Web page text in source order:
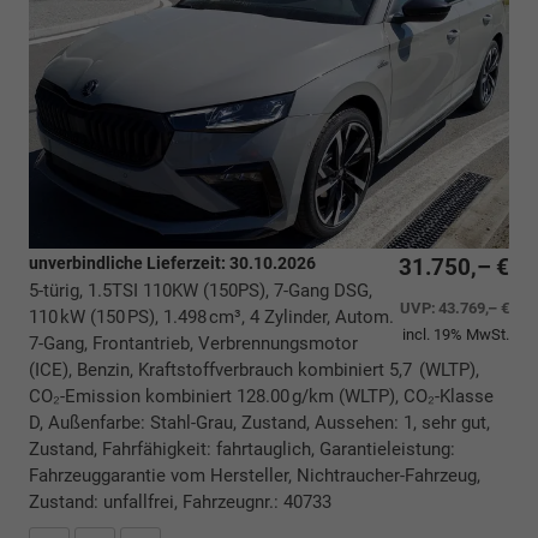
31.750,– €
UVP:43.769,– €
incl. 19% MwSt.
unverbindliche Lieferzeit: 30.10.2026
5-türig, 1.5TSI 110KW (150PS), 7-Gang DSG,
110 kW (150 PS), 1.498 cm³, 4 Zylinder, Autom.
7-Gang, Frontantrieb, Verbrennungsmotor
(ICE), Benzin, Kraftstoffverbrauch kombiniert 5,7 (WLTP),
CO₂-Emission kombiniert 128.00 g/km (WLTP), CO₂-Klasse
D, Außenfarbe: Stahl-Grau, Zustand, Aussehen: 1, sehr gut,
Zustand, Fahrfähigkeit: fahrtauglich, Garantieleistung:
Fahrzeuggarantie vom Hersteller, Nichtraucher-Fahrzeug,
Zustand: unfallfrei, Fahrzeugnr.: 40733